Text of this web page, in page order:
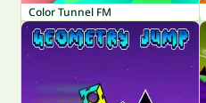
Color Tunnel FM